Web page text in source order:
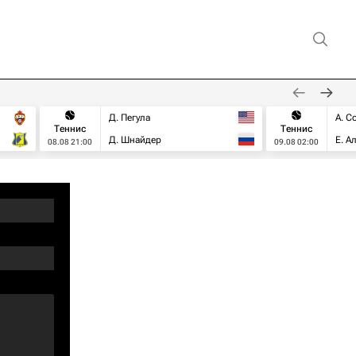
Теннис
08.08 21:00
Д. Пегула
Д. Шнайдер
Теннис
09.08 02:00
А.
Е.